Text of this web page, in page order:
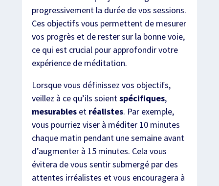
progressivement la durée de vos sessions.
Ces objectifs vous permettent de mesurer
vos progrès et de rester sur la bonne voie,
ce qui est crucial pour approfondir votre
expérience de méditation.
Lorsque vous définissez vos objectifs,
veillez à ce qu’ils soientspécifiques,
mesurableset réalistes. Par exemple,
vous pourriez viser à méditer 10 minutes
chaque matin pendant une semaine avant
d’augmenter à 15 minutes. Cela vous
évitera de vous sentir submergé par des
attentes irréalistes et vous encouragera à